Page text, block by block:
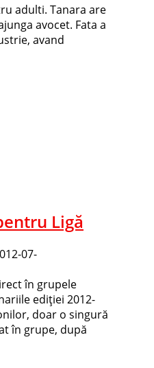
adulti. Tanara are
avocet. Fata a
avand
Ligă
07-
în grupele
ediţiei 2012-
doar o singură
în grupe, după